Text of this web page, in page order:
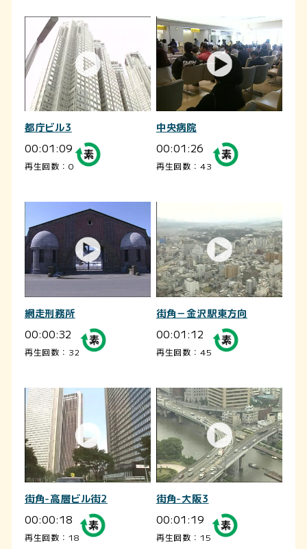
都庁ビル3
00:01:09
再生回数：0
中央病院
00:01:26
再生回数：43
網走刑務所
00:00:32
再生回数：32
街角－金沢駅東方向
00:01:12
再生回数：45
街角-高層ビル街2
00:00:18
再生回数：18
街角-大阪3
00:01:19
再生回数：15